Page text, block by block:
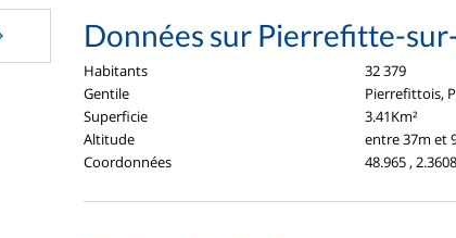
Données sur Pierrefitte-
Habitants
32 379
Gentile
Pierrefittois,
Superficie
3.41Km²
Altitude
entre 37m et
Coordonnées
48.965 ,